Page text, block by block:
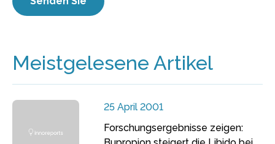
Meistgelesene Artikel
25 April 2001
Forschungsergebnisse zeigen: